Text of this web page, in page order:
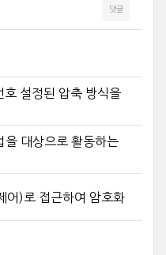
댓글
설정된 압축 방식을
대상으로 활동하는
어)로 접근하여 암호화